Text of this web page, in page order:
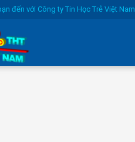
đến với Công ty Tin Học Trẻ Việt Nam